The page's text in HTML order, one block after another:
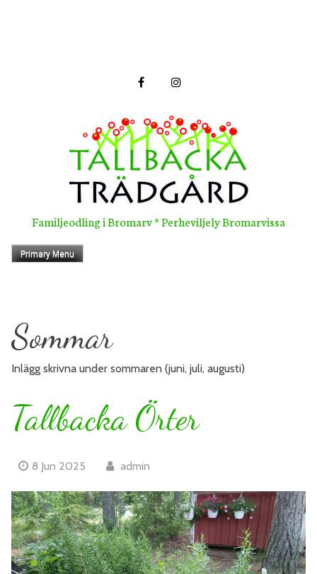
Familjeodling i Bromarv * Perheviljely Bromarvissa
Primary Menu
Sommar
Inlägg skrivna under sommaren (juni, juli, augusti)
Tallbacka Örter
8 Jun 2025 admin